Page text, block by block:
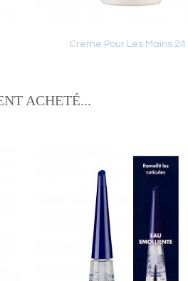
Ajouter au panier
Crème Pour Les Mains 24
ACHETÉ...